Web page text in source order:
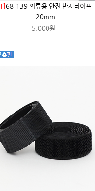
68-139 의류용 안전 반사테이프
_20mm
5,000원